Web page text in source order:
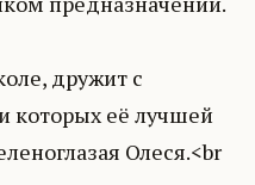
дружит с
которых её лучшей
Олеся.<br